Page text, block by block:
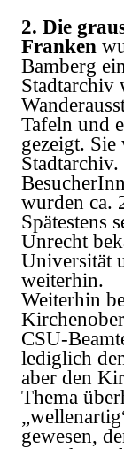
2. Die
Franken
Bamberg
Stadtarchiv
Tafeln und
gezeigt.
wurden ca.
Spätestens
Unrecht
Universität
weiterhin.
Weiterhin
CSU-
lediglich
aber den
Thema
gewesen,